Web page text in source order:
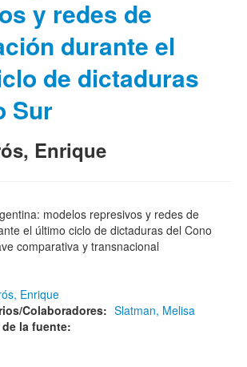
y redes de
durante el
de dictaduras
Sur
Enrique
modelos represivos y redes de
el último ciclo de dictaduras del Cono
comparativa y transnacional
Enrique
Colaboradores: Slatman, Melisa
la fuente: